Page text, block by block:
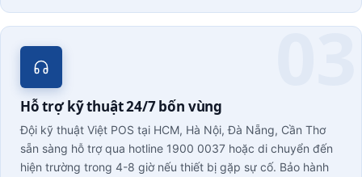
Hỗ trợ kỹ thuật 24/7 bốn vùng
Đội kỹ thuật Việt POS tại HCM, Hà Nội, Đà Nẵng, Cần Thơ
sẵn sàng hỗ trợ qua hotline 1900 0037 hoặc di chuyển đến
hiện trường trong 4-8 giờ nếu thiết bị gặp sự cố. Bảo hành